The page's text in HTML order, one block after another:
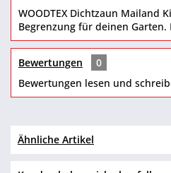
WOODTEX Dichtzaun Mailand
Begrenzung für deinen Garten.
Bewertungen
0
Bewertungen lesen und
Ähnliche Artikel